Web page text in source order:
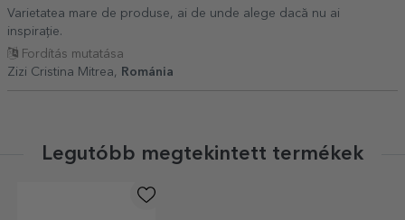
Varietatea mare de produse, ai de unde alege dacă nu ai
inspirație.
Fordítás mutatása
Zizi Cristina Mitrea,
Románia
Legutóbb megtekintett termékek